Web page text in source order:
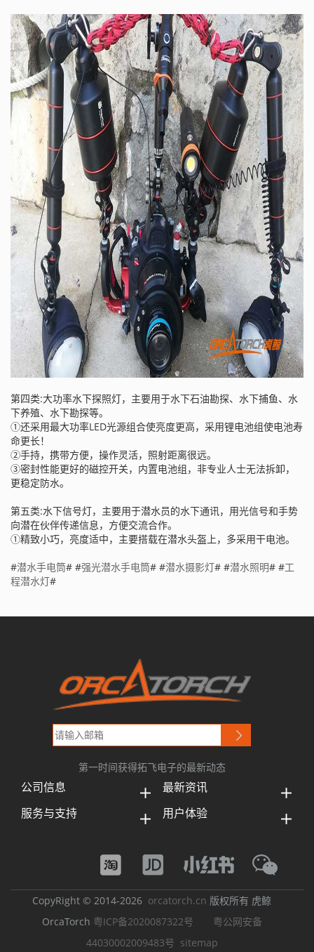
第四类:大功率水下探照灯，主要用于水下石油勘探、水下捕鱼、水
下养殖、水下勘探等。
①还采用最大功率LED光源组合使亮度更高，采用锂电池组使电池寿
命更长！
②手持，携带方便，操作灵活，照射距离很远。
③密封性能更好的磁控开关，内置电池组，非专业人士无法拆卸，
更稳定防水。
第五类:水下信号灯，主要用于潜水员的水下通讯，用光信号和手势
向潜在伙伴传递信息，方便交流合作。
①精致小巧，亮度适中，主要搭载在潜水头盔上，多采用干电池。
#潜水手电筒# #强光潜水手电筒# #潜水摄影灯# #潜水照明# #工
程潜水灯#
第一时间获得拓飞电子的最新动态
公司信息
最新资讯
服务与支持
用户体验
CopyRight © 2014-2026 orcatorch.cn 版权所有 虎鲸
OrcaTorch 粤ICP备2020087322号
粤公网安备
44030002009483号 sitemap